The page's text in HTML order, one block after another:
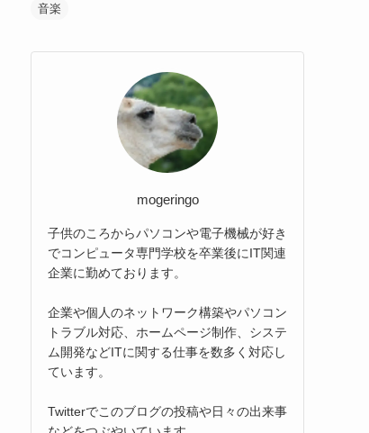
音楽
mogeringo
子供のころからパソコンや電子機械が好き
でコンピュータ専門学校を卒業後にIT関連
企業に勤めております。
企業や個人のネットワーク構築やパソコン
トラブル対応、ホームページ制作、システ
ム開発などITに関する仕事を数多く対応し
ています。
Twitterでこのブログの投稿や日々の出来事